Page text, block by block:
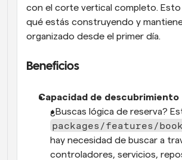
con el corte vertical completo. Esto
qué estás construyendo y
organizado desde el primer día.
Beneficios
Capacidad de descubrimiento
packages/features/
hay necesidad de buscar a
controladores, servicios,